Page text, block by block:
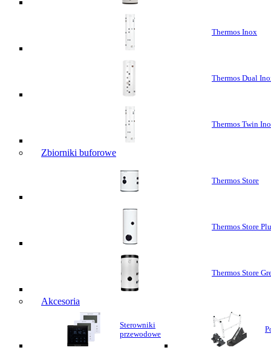
Thermos Inox
Thermos Dual
Thermos Twin
Zbiorniki buforowe
Thermos Store
Thermos Store
Thermos Store
Akcesoria
Sterowniki
przewodowe